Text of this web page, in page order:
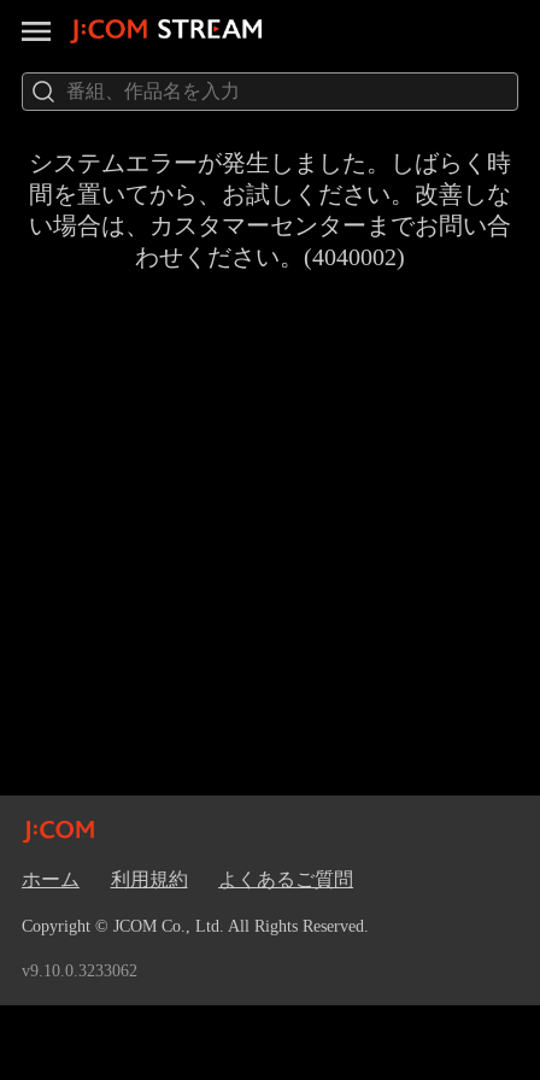
システムエラーが発生しました。しばらく時
間を置いてから、お試しください。改善しな
い場合は、カスタマーセンターまでお問い合
わせください。(4040002)
ホーム 利用規約 よくあるご質問
Copyright © JCOM Co., Ltd. All Rights Reserved.
v9.10.0.3233062